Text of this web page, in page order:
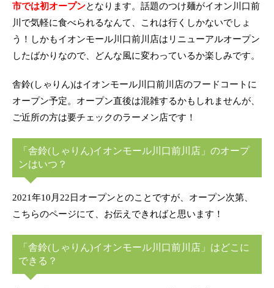
市では初オープンとなります。話題のつけ麺がイオン川口前
川で気軽に食べられるなんて、これは行くしかないでしょ
う！しかもイオンモール川口前川店はリニューアルオープン
したばかりなので、どんな風に変わっているか楽しみです。
舎鈴(しゃりん)はイオンモール川口前川店のフードコートに
オープン予定。オープン直後は混雑するかもしれませんが、
ご近所の方は要チェックのラーメン店です！
「舎鈴(しゃりん)イオンモール川口前川店」のオープ
ンはいつ？
2021年10月22日オープンとのことですが、オープン次第、
こちらのページにて、お伝えできればと思います！
「舎鈴(しゃりん)イオンモール川口前川店」はどこに
できる？